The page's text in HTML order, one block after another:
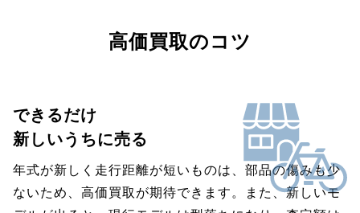
高価買取のコツ
できるだけ
新しいうちに売る
年式が新しく走行距離が短いものは、部品の傷みも少
ないため、高価買取が期待できます。また、新しいモ